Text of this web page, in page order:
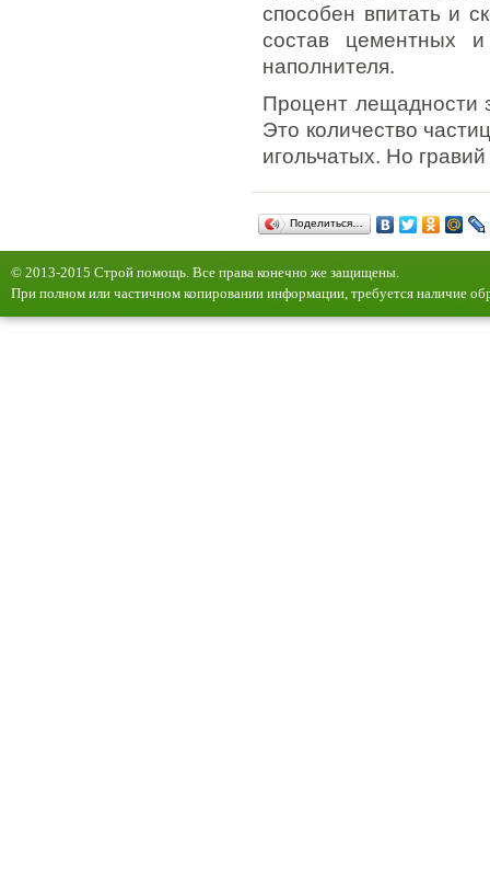
способен впитать и
состав цементных
наполнителя.
Процент лещадности
Это количество
игольчатых. Но
Поделиться…
© 2013-2015 Строй помощь. Все права конечно же защищены.
При полном или частичном копировании информации, требуется наличие